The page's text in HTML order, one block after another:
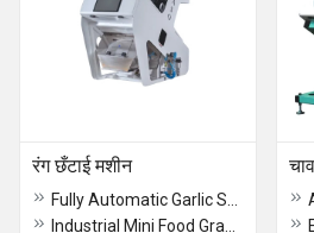
रंग छँटाई मशीन